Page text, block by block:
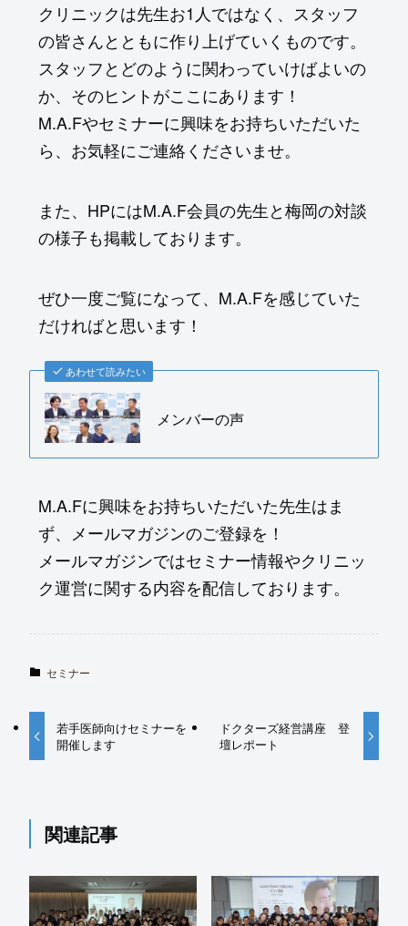
クリニックは先生お1人ではなく、スタッフ
の皆さんとともに作り上げていくものです。
スタッフとどのように関わっていけばよいの
か、そのヒントがここにあります！
M.A.Fやセミナーに興味をお持ちいただいた
ら、お気軽にご連絡くださいませ。
また、HPにはM.A.F会員の先生と梅岡の対談
の様子も掲載しております。
ぜひ一度ご覧になって、M.A.Fを感じていた
だければと思います！
あわせて読みたい
メンバーの声
M.A.Fに興味をお持ちいただいた先生はま
ず、メールマガジンのご登録を！
メールマガジンではセミナー情報やクリニッ
ク運営に関する内容を配信しております。
セミナー
若手医師向けセミナーを
開催します
ドクターズ経営講座 登
壇レポート
関連記事